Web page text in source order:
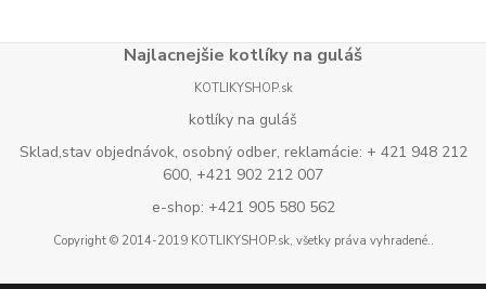
Najlacnejšie kotlíky na guláš
KOTLIKYSHOP.sk
kotlíky na guláš
Sklad,stav objednávok, osobný odber, reklamácie: + 421 948 212
600, +421 902 212 007
e-shop: +421 905 580 562
Copyright © 2014-2019 KOTLIKYSHOP.sk, všetky práva vyhradené..